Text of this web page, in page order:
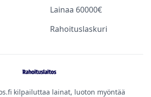
Lainaa 60000€
Rahoituslaskuri
kilpailuttaa lainat, luoton myöntää